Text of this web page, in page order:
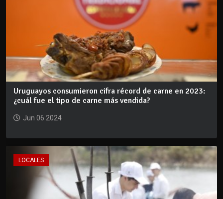
Uruguayos consumieron cifra récord de carne en 2023:
¿cuál fue el tipo de carne más vendida?
Jun 06 2024
LOCALES